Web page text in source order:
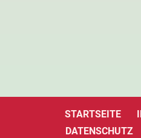
STARTSEITE
DATENSCHUTZ